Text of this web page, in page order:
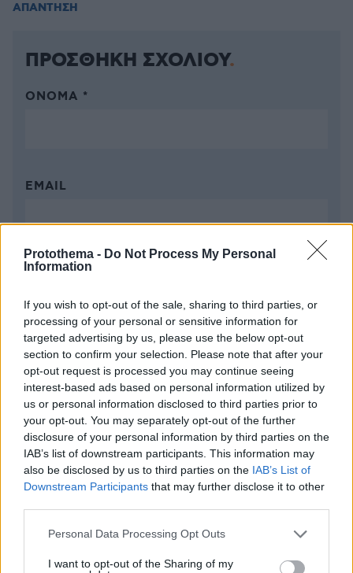
Protothema - Do Not Process My Personal
Information
If you wish to opt-out of the sale, sharing to third parties, or
processing of your personal or sensitive information for
targeted advertising by us, please use the below opt-out
section to confirm your selection. Please note that after your
opt-out request is processed you may continue seeing
interest-based ads based on personal information utilized by
us or personal information disclosed to third parties prior to
your opt-out. You may separately opt-out of the further
disclosure of your personal information by third parties on the
IAB’s list of downstream participants. This information may
also be disclosed by us to third parties on the IAB’s List of
Downstream Participants that may further disclose it to other
Please note that this website/app uses one or more Google
not limited to your visit or usage behaviour. You may click to
Personal Data Processing Opt Outs
I want to opt-out of the Sharing of my
ΑΠΑΝΤΗΣΗ
ΠΡΟΣΘΗΚΗ ΣΧΟΛΙΟΥ
ΌΝΟΜΑ *
EMAIL
Απομένουν2500χαρακτήρες